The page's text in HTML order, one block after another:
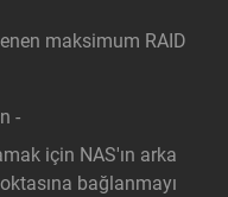
maksimum RAID
-
için NAS'ın arka
bağlanmayı